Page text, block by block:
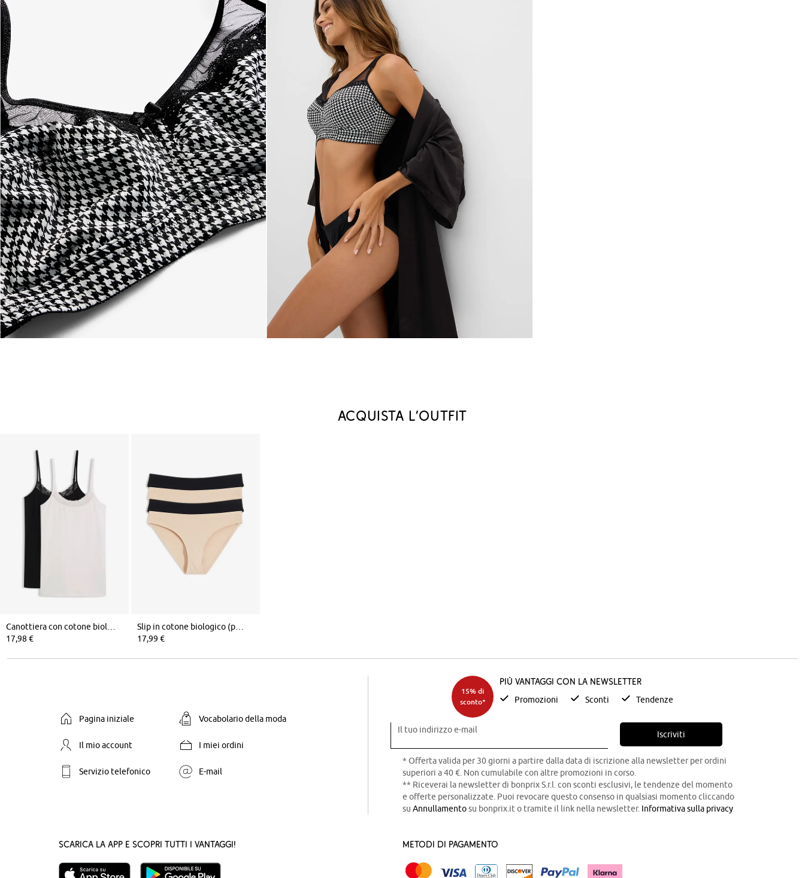
Acquista l‘outfit
17,98 €
17,99 €
Pagina iniziale Vocabolario della moda
Il mio account I miei ordini
Servizio telefonico E-mail
15% di
sconto*
Più vantaggi con la newsletter
Promozioni Sconti Tendenze
Il tuo indirizzo e-mail Iscriviti
* Offerta valida per 30 giorni a partire dalla data di iscrizione alla newsletter per ordini
superiori a 40 €. Non cumulabile con altre promozioni in corso.
** Riceverai la newsletter di bonprix S.r.l. con sconti esclusivi, le tendenze del momento
e offerte personalizzate. Puoi revocare questo consenso in qualsiasi momento cliccando
su Annullamentosu bonprix.it o tramite il link nella newsletter. Informativa sulla privacy
Scarica la App e scopri tutti i vantaggi! Metodi di pagamento